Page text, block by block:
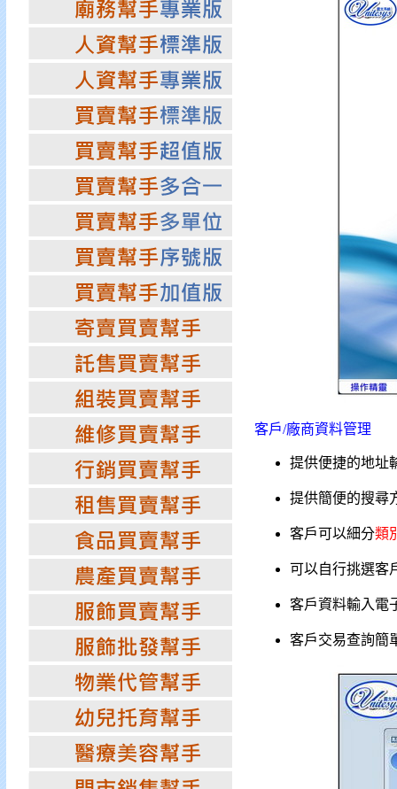
客戶/廠商資料管理
提供便捷的地址
提供簡便的搜尋
客戶可以細分類
可以自行挑選客
客戶資料輸入電
客戶交易查詢簡